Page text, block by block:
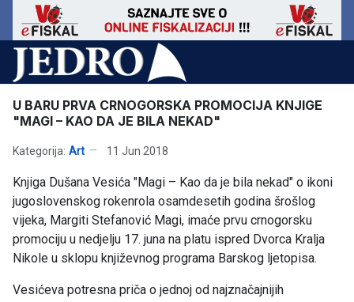
U BARU PRVA CRNOGORSKA PROMOCIJA KNJIGE
"MAGI – KAO DA JE BILA NEKAD"
Kategorija: Art 11 Jun 2018
Knjiga Dušana Vesića "Magi – Kao da je bila nekad" o ikoni
jugoslovenskog rokenrola osamdesetih godina šrošlog
vijeka, Margiti Stefanović Magi, imaće prvu crnogorsku
promociju u nedjelju 17. juna na platu ispred Dvorca Kralja
Nikole u sklopu književnog programa Barskog ljetopisa.
Vesićeva potresna priča o jednoj od najznačajnijih